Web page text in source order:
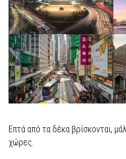
Επτά από τα δέκα βρίσκονται,
χώρες.